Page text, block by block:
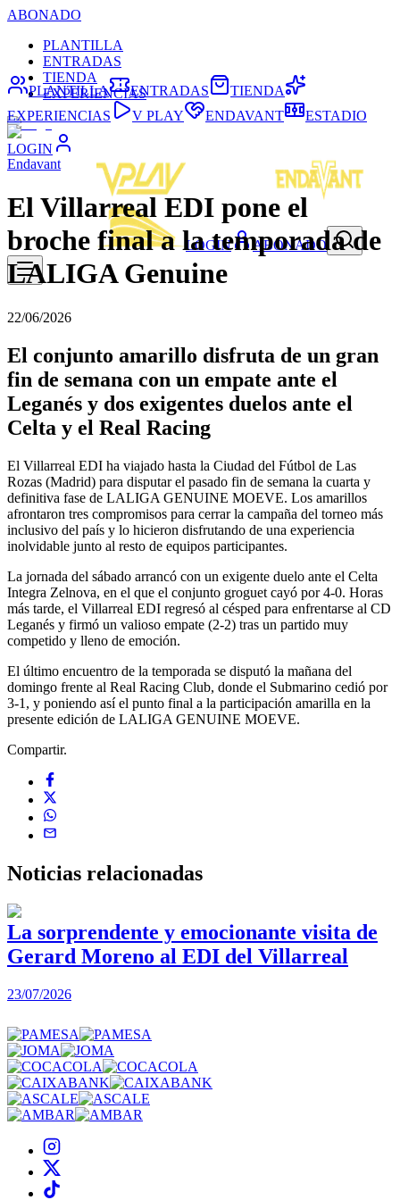
ABONADO
PLANTILLA
ENTRADAS
TIENDA
EXPERIENCIAS
LOGIN
LOGIN ABONADO
PLANTILLA ENTRADAS
TIENDA
EXPERIENCIAS
V PLAY ENDAVANT ESTADIO
Endavant
El Villarreal EDI pone el
broche final a la temporada de
LALIGA Genuine
22/06/2026
El conjunto amarillo disfruta de un gran
fin de semana con un empate ante el
Leganés y dos exigentes duelos ante el
Celta y el Real Racing
El Villarreal EDI ha viajado hasta la Ciudad del Fútbol de Las
Rozas (Madrid) para disputar el pasado fin de semana la cuarta y
definitiva fase de LALIGA GENUINE MOEVE. Los amarillos
afrontaron tres compromisos para cerrar la campaña del torneo más
inclusivo del país y lo hicieron disfrutando de una experiencia
inolvidable junto al resto de equipos participantes.
La jornada del sábado arrancó con un exigente duelo ante el Celta
Integra Zelnova, en el que el conjunto groguet cayó por 4-0. Horas
más tarde, el Villarreal EDI regresó al césped para enfrentarse al CD
Leganés y firmó un valioso empate (2-2) tras un partido muy
competido y lleno de emoción.
El último encuentro de la temporada se disputó la mañana del
domingo frente al Real Racing Club, donde el Submarino cedió por
3-1, y poniendo así el punto final a la participación amarilla en la
presente edición de LALIGA GENUINE MOEVE.
Compartir.
Noticias relacionadas
La sorprendente y emocionante visita de
Gerard Moreno al EDI del Villarreal
23/07/2026